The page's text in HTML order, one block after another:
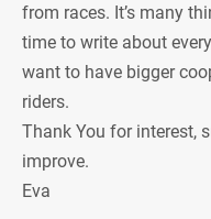
from races. It’s many
time to write about
want to have bigger
riders.
Thank You for interest,
improve.
Eva